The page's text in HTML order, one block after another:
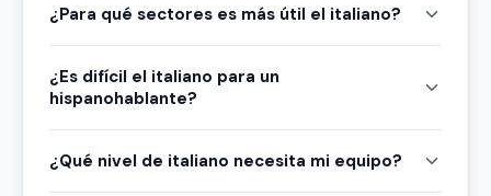
¿Para qué sectores es más útil el italiano?
¿Es difícil el italiano para un
hispanohablante?
¿Qué nivel de italiano necesita mi equipo?